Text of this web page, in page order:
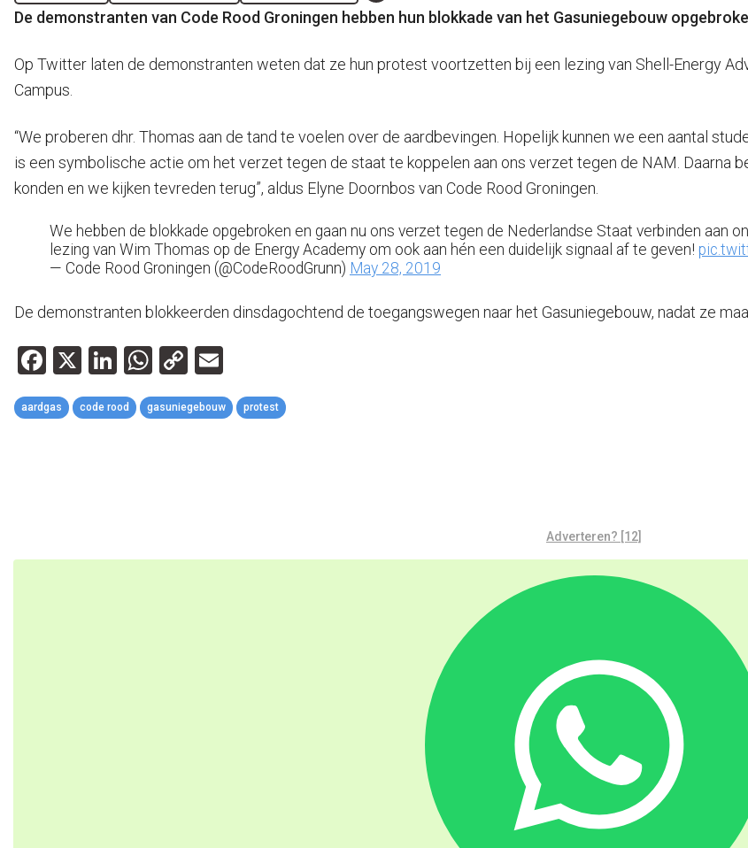
De demonstranten van Code Rood Groningen hebben hun blokkade van het Gasuniegebouw
Op Twitter laten de demonstranten weten dat ze hun protest voortzetten bij een lezing van Shell-Energy
Campus.
“We proberen dhr. Thomas aan de tand te voelen over de aardbevingen. Hopelijk kunnen we een aantal
is een symbolische actie om het verzet tegen de staat te koppelen aan ons verzet tegen de NAM. Daarna
konden en we kijken tevreden terug”, aldus Elyne Doornbos van Code Rood Groningen.
We hebben de blokkade opgebroken en gaan nu ons verzet tegen de Nederlandse Staat verbinden aan
lezing van Wim Thomas op de Energy Academy om ook aan hén een duidelijk signaal af te geven!
— Code Rood Groningen (@CodeRoodGrunn) May 28, 2019
De demonstranten blokkeerden dinsdagochtend de toegangswegen naar het Gasuniegebouw, nadat ze
Facebook
X LinkedIn
WhatsApp
Copy
Link
aardgas code rood gasuniegebouw protest
Adverteren? [12]